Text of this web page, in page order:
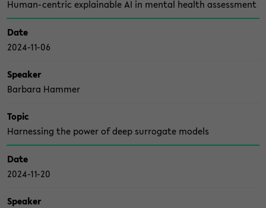
Human-​centric ex­plain­able AI in men­tal health as­sess­ment
Date
2024-​11-06
Spea­ker
Bar­ba­ra Ham­mer
Topic
Harnes­sing the power of deep sur­ro­ga­te mo­dels
Date
2024-​11-20
Spea­ker